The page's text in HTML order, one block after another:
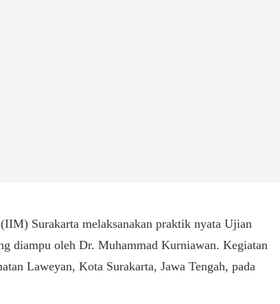
Surakarta melaksanakan praktik nyata Ujian
diampu oleh Dr. Muhammad Kurniawan. Kegiatan
Laweyan, Kota Surakarta, Jawa Tengah, pada